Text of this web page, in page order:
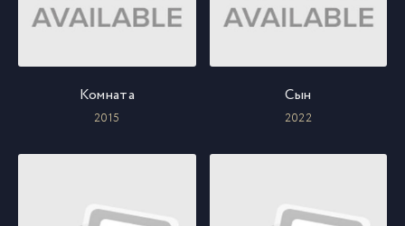
Комната
2015
Сын
2022